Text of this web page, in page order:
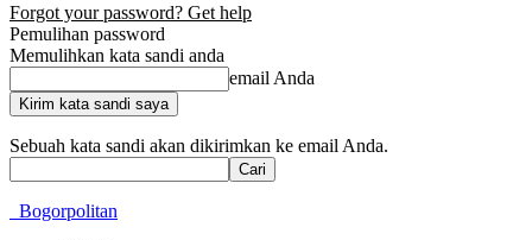
Forgot your password? Get help
Pemulihan password
Memulihkan kata sandi anda
email Anda
Sebuah kata sandi akan dikirimkan ke email Anda.
Bogorpolitan